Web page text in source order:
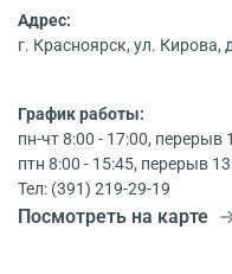
Адрес:
г. Красноярск, ул. Кирова,
График работы:
пн-чт 8:00 - 17:00, перерыв
птн 8:00 - 15:45, перерыв
Тел: (391) 219-29-19
Посмотреть на карте